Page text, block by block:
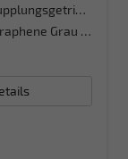
Doppelkupplungsgetriebe (DSG)
[R6R6] Graphene Grau Metallic